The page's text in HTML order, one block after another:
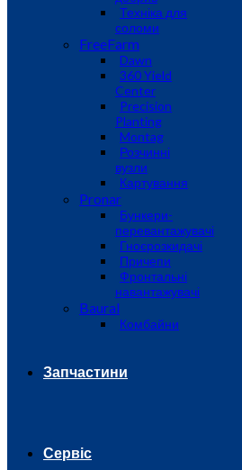
Техніка для
соломи
FreeFarm
Dawn
360 Yield
Center
Precision
Planting
Montag
Розчинні
вузли
Картування
Pronar
Бункери-
перевантажувачі
Гноєрозкидачі
Причепи
Фронтальні
навантажувачі
Baural
Комбайни
Запчастини
Сервіс